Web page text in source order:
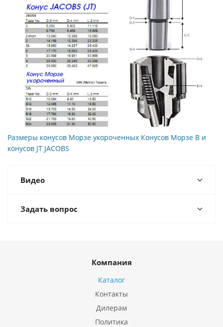
Размеры конусов Морзе укороченных Конусов Морзе B и
конусов JT JACOBS
Видео
Задать вопрос
Компания
Каталог
Контакты
Дилерам
Политика